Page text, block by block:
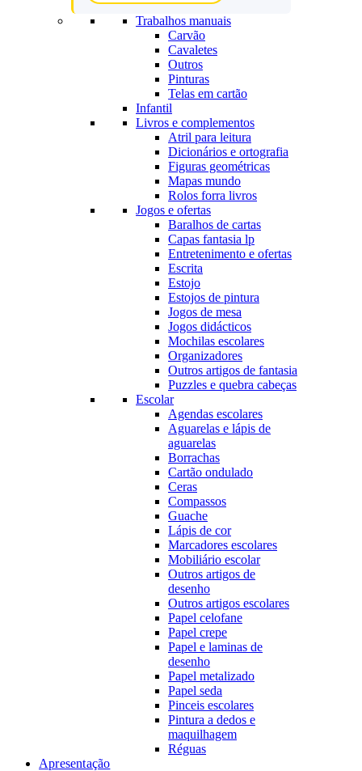
Trabalhos manuais
Carvão
Cavaletes
Outros
Pinturas
Telas em cartão
Infantil
Livros e complementos
Atril para leitura
Dicionários e ortografia
Figuras geométricas
Mapas mundo
Rolos forra livros
Jogos e ofertas
Baralhos de cartas
Capas fantasia lp
Entretenimento e ofertas
Escrita
Estojo
Estojos de pintura
Jogos de mesa
Jogos didácticos
Mochilas escolares
Organizadores
Outros artigos de fantasia
Puzzles e quebra cabeças
Escolar
Agendas escolares
Aguarelas e lápis de
aguarelas
Borrachas
Cartão ondulado
Ceras
Compassos
Guache
Lápis de cor
Marcadores escolares
Mobiliário escolar
Outros artigos de
desenho
Outros artigos escolares
Papel celofane
Papel crepe
Papel e laminas de
desenho
Papel metalizado
Papel seda
Pinceis escolares
Pintura a dedos e
maquilhagem
Réguas
Apresentação